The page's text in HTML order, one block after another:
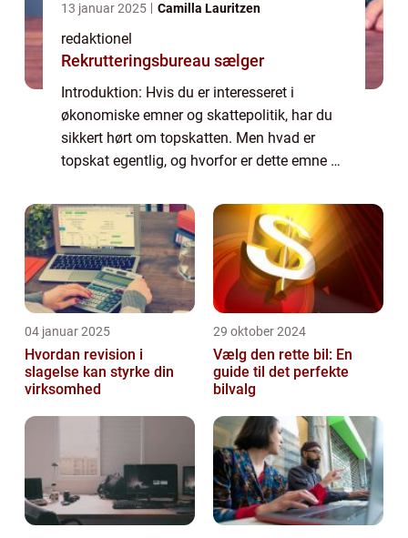
13 januar 2025 Camilla Lauritzen
redaktionel
Rekrutteringsbureau sælger
Introduktion: Hvis du er interesseret i
økonomiske emner og skattepolitik, har du
sikkert hørt om topskatten. Men hvad er
topskat egentlig, og hvorfor er dette emne så
vil vi dykke ned i definitionen af to...
04 januar 2025
Hvordan revision i
slagelse kan styrke din
virksomhed
29 oktober 2024
Vælg den rette bil: En
guide til det perfekte
bilvalg